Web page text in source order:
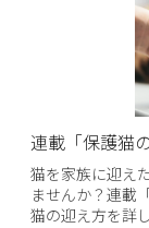
連載「保護猫
猫を家族に迎え
ませんか？連載
猫の迎え方を詳